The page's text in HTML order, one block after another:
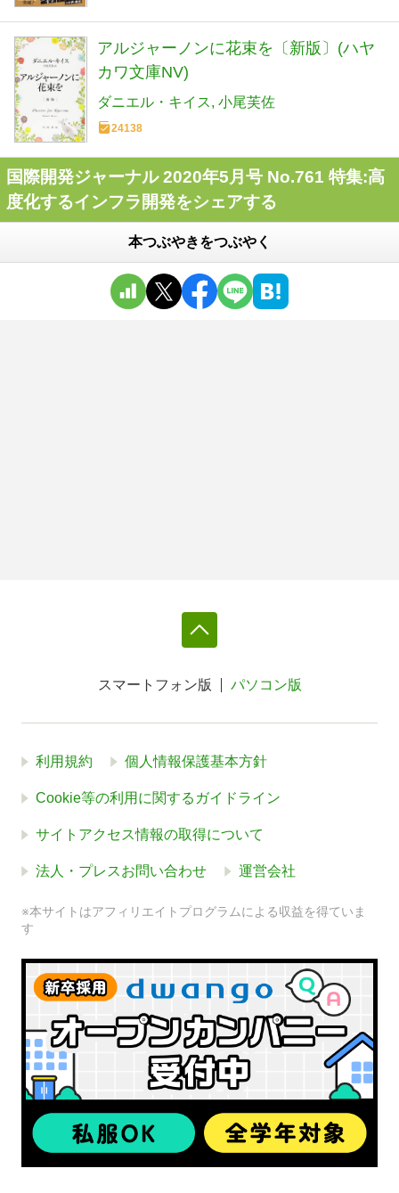
アルジャーノンに花束を〔新版〕(ハヤ
カワ文庫NV)
ダニエル・キイス 小尾芙佐
24138
国際開発ジャーナル 2020年5月号 No.761 特集:高
度化するインフラ開発をシェアする
本つぶやきをつぶやく
スマートフォン版 パソコン版
利用規約 個人情報保護基本方針
Cookie等の利用に関するガイドライン
サイトアクセス情報の取得について
法人・プレスお問い合わせ 運営会社
※本サイトはアフィリエイトプログラムによる収益を得ていま
す